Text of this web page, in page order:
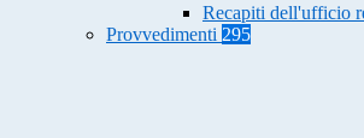
Recapiti dell'ufficio
Provvedimenti 295